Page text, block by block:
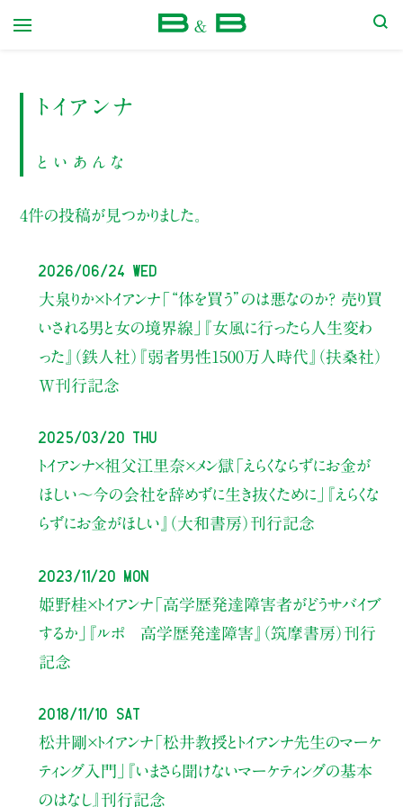
トイアンナ
といあんな
4件の投稿が見つかりました。
2026/06/24 Wed
大泉りか×トイアンナ「“体を買う”のは悪なのか？ 売り買
いされる男と女の境界線」
『女風に行ったら人生変わ
った』（鉄人社） 『弱者男性1500万人時代』（扶桑社）
W刊行記念
2025/03/20 Thu
トイアンナ×祖父江里奈×メン獄 「えらくならずにお金が
ほしい〜今の会社を辞めずに生き抜くために」
『えらくな
らずにお金がほしい』（大和書房）刊行記念
2023/11/20 Mon
姫野桂×トイアンナ「高学歴発達障害者がどうサバイブ
するか」
『ルポ 高学歴発達障害』（筑摩書房）刊行
記念
2018/11/10 Sat
松井剛×トイアンナ「松井教授とトイアンナ先生のマーケ
ティング入門」
『いまさら聞けないマーケティングの基本
のはなし』刊行記念